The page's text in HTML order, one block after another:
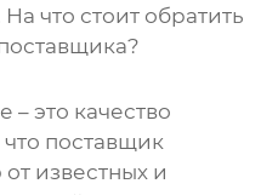
что стоит обратить
– это качество
поставщик
известных и